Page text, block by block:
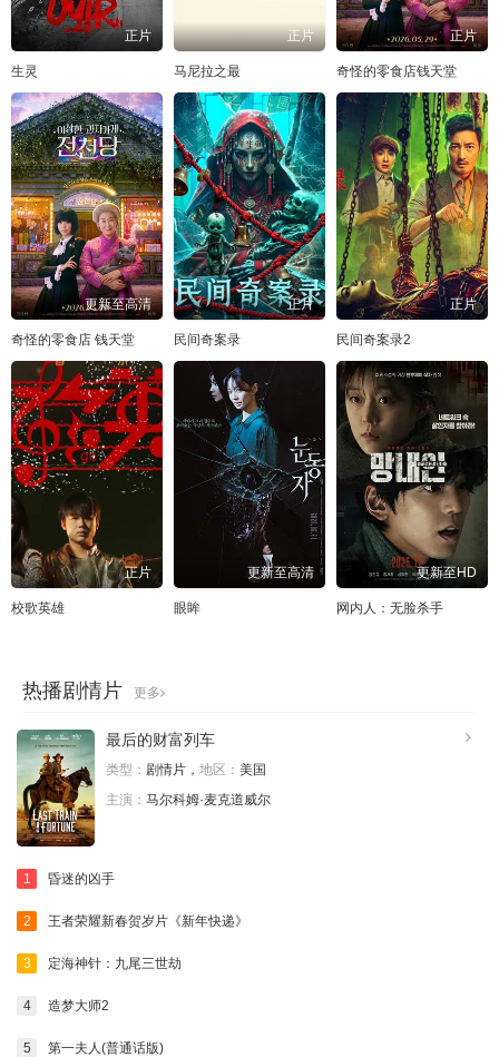
正片
生灵
正片
马尼拉之最
正片
奇怪的零食店钱天堂
更新至高清
奇怪的零食店 钱天堂
正片
民间奇案录
正片
民间奇案录2
正片
校歌英雄
更新至高清
眼眸
更新至HD
网内人：无脸杀手
热播剧情片 更多
最后的财富列车
类型： 剧情片， 地区： 美国
主演： 马尔科姆·麦克道威尔
1 昏迷的凶手
2 王者荣耀新春贺岁片《新年快递》
3 定海神针：九尾三世劫
4 造梦大师2
5 第一夫人(普通话版)